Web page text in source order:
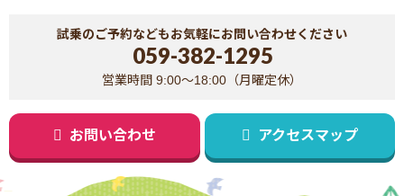
試乗のご予約などもお気軽にお問い合わせください
059-382-1295
営業時間 9:00～18:00（月曜定休）
お問い合わせ アクセスマップ